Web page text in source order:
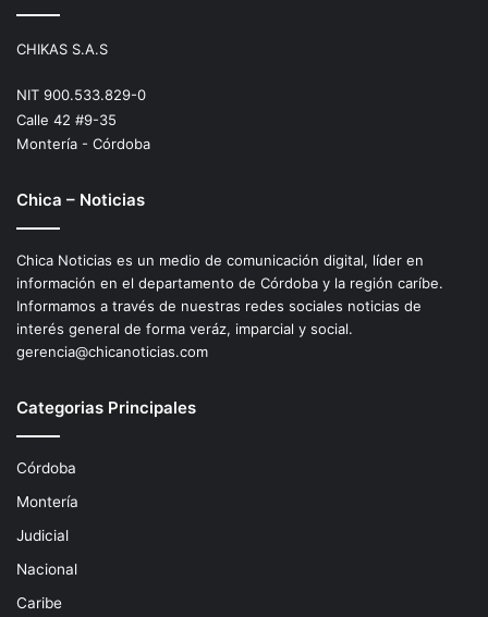
CHIKAS S.A.S
NIT 900.533.829-0
Calle 42 #9-35
Montería - Córdoba
Chica – Noticias
Chica Noticias es un medio de comunicación digital, líder en
información en el departamento de Córdoba y la región caríbe.
Informamos a través de nuestras redes sociales noticias de
interés general de forma veráz, imparcial y social.
gerencia@chicanoticias.com
Categorias Principales
Córdoba
Montería
Judicial
Nacional
Caribe